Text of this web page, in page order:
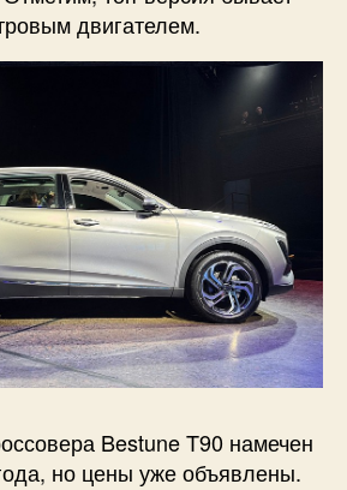
двигателем.
Bestune T90 намечен
но цены уже объявлены.